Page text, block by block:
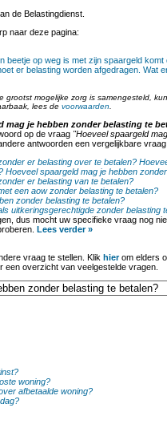
de Belastingdienst.
naar deze pagina:
beetje op weg is met zijn spaargeld
er belasting worden afgedragen. Wat
grootst mogelijke zorg is samengesteld,
lees de voorwaarden
mag je hebben zonder belasting te
op de vraag "Hoeveel spaargeld
antwoorden een vergelijkbare
er belasting over te betalen?
Hoeveel spaargeld mag je hebben
er belasting van te betalen?
een aow zonder belasting te betalen?
zonder belasting te betalen?
uitkeringsgerechtigde zonder belasting
dus mocht uw specifieke vraag nog
Lees verder »
vraag te stellen. Klik hierom elders
een overzicht van veelgestelde vragen.
woning?
afbetaalde woning?